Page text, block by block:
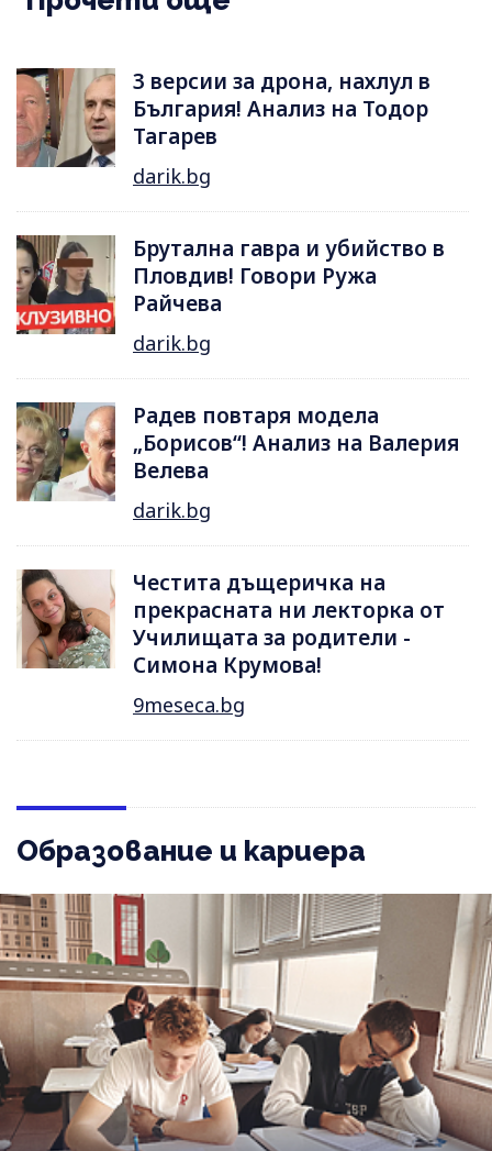
3 версии за дрона, нахлул в
България! Анализ на Тодор
Тагарев
darik.bg
Брутална гавра и убийство в
Пловдив! Говори Ружа
Райчева
darik.bg
Радев повтаря модела
„Борисов“! Анализ на Валерия
Велева
darik.bg
Честита дъщеричка на
прекрасната ни лекторка от
Училищата за родители -
Симона Крумова!
9meseca.bg
Образование и кариера